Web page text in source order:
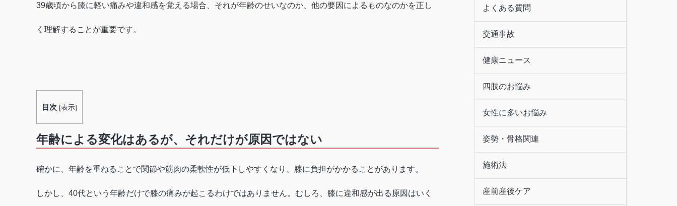
39歳頃から膝に軽い痛みや違和感を覚える場合、それが年齢のせいなのか、他の要因によるものなのかを正し
く理解することが重要です。
目次 [表示]
年齢による変化はあるが、それだけが原因ではない
確かに、年齢を重ねることで関節や筋肉の柔軟性が低下しやすくなり、膝に負担がかかることがあります。
しかし、40代という年齢だけで膝の痛みが起こるわけではありません。むしろ、膝に違和感が出る原因はいく
よくある質問
交通事故
健康ニュース
四肢のお悩み
女性に多いお悩み
姿勢・骨格関連
施術法
産前産後ケア